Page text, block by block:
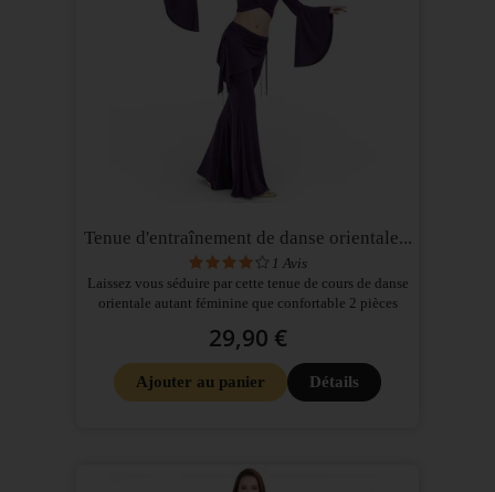
Tenue d'entraînement de danse orientale...
1 Avis
Laissez vous séduire par cette tenue de cours de danse
orientale autant féminine que confortable 2 pièces
29,90 €
Ajouter au panier Détails